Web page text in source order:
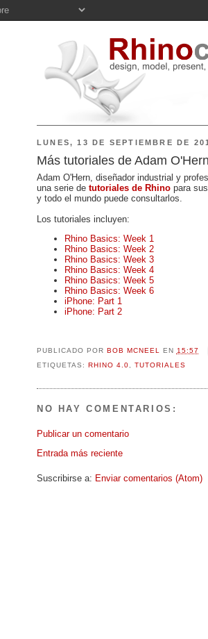
LUNES, 13 DE SEPTIEMBRE DE
Más tutoriales de Adam O'Hern
Adam O'Hern, diseñador industrial y
una serie de tutoriales de Rhino para
y todo el mundo puede consultarlos.
Los tutoriales incluyen:
Rhino Basics: Week 1
Rhino Basics: Week 2
Rhino Basics: Week 3
Rhino Basics: Week 4
Rhino Basics: Week 5
Rhino Basics: Week 6
iPhone: Part 1
iPhone: Part 2
PUBLICADO POR BOB MCNEEL EN 15:57
ETIQUETAS:
RHINO 4.0, TUTORIALES
NO HAY COMENTARIOS:
Publicar un comentario
Entrada más reciente
Suscribirse a: Enviar comentarios (Atom)